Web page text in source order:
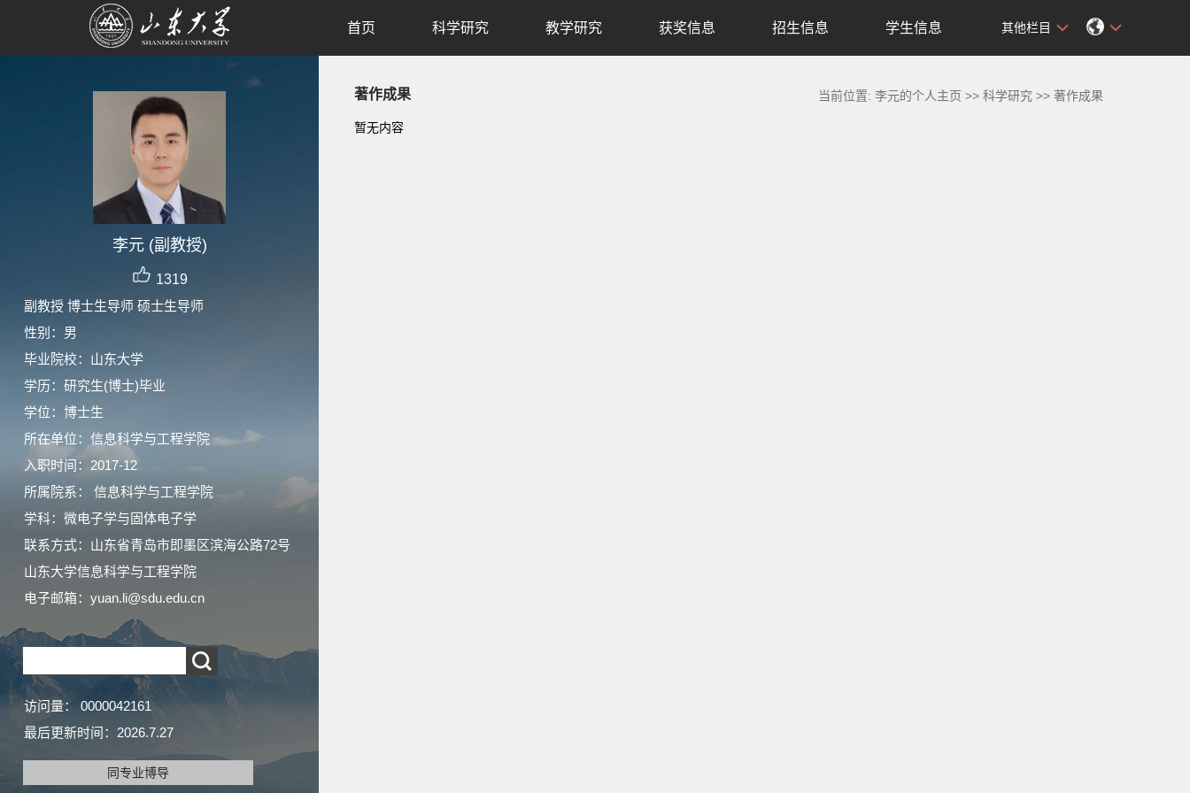
李元 (副教授)
1319
副教授 博士生导师 硕士生导师
性别：男
毕业院校：山东大学
学历：研究生(博士)毕业
学位：博士生
所在单位：信息科学与工程学院
入职时间：2017-12
所属院系： 信息科学与工程学院
学科：微电子学与固体电子学
联系方式： 山东省青岛市即墨区滨海公路72号
山东大学信息科学与工程学院
电子邮箱： yuan.li@sdu.edu.cn
访问量： 0000042161
最后更新时间： 2026.7.27
同专业博导
首页 科学研究 教学研究 获奖信息 招生信息 学生信息 其他栏目
著作成果 当前位置:李元的个人主页 >>科学研究 >>著作成果
暂无内容